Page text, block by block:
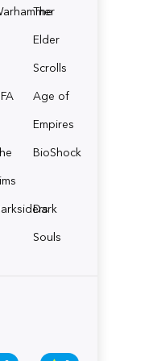
The
Elder
Scrolls
Age of
Empires
BioShock
Dark
Souls